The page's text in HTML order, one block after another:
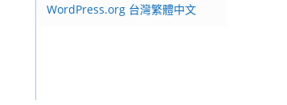
WordPress.org 台灣繁體中文